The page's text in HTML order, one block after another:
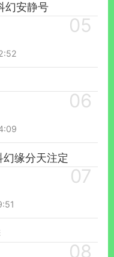
幻安静号
缘分天注定